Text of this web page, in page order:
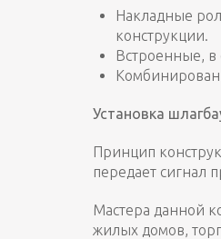
Накладные
конструкции.
Встроенные, в
Установка
Принцип
передает сигнал
Мастера данной
жилых домов,